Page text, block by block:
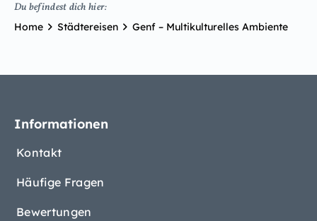
Du befindest dich hier:
Home Städtereisen Genf – Multikulturelles Ambiente
Informationen
Kontakt
Häufige Fragen
Bewertungen